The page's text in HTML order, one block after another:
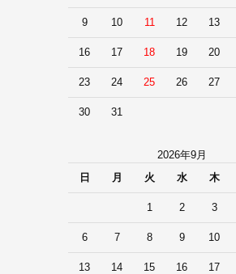
9 10 11 12 13
16 17 18 19 20
23 24 25 26 27
30 31
2026年9月
日
月 火 水 木
1 2 3
6 7 8 9 10
13 14 15 16 17